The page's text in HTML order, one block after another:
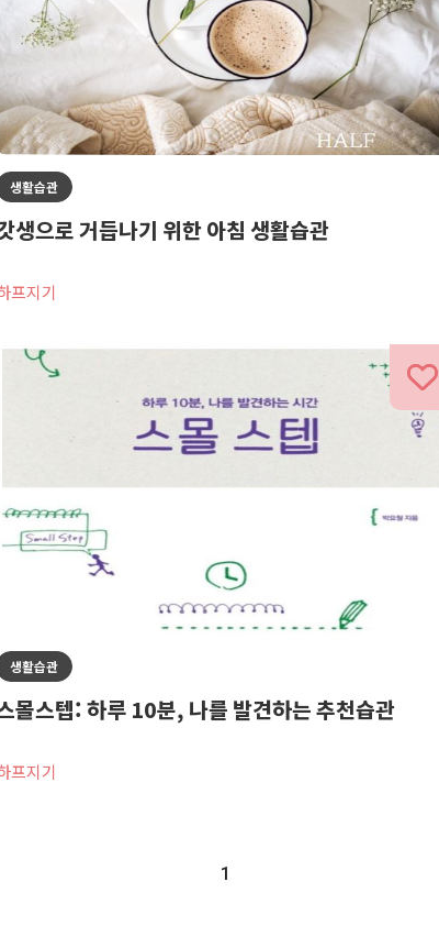
생활습관
생으로 거듭나기 위한 아침 생활습관
프지기
생활습관
몰스텝: 하루 10분, 나를 발견하는 추천습관
프지기
1